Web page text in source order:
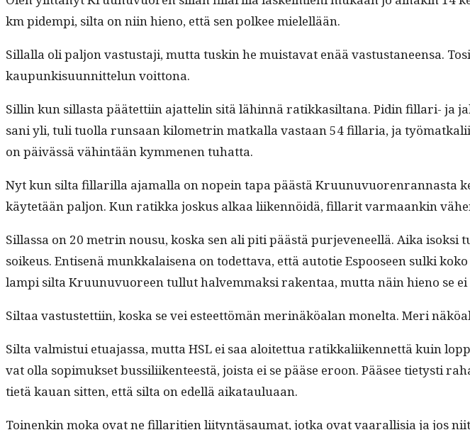
km pidem­pi, sil­ta on niin hieno, että sen pol­kee mielellään.
Sil­lal­la oli paljon vas­tus­ta­ji, mut­ta tuskin he muis­ta­vat enää vas­tus­ta­neen­sa.
kaupunkisu­un­nit­telun voittona.
Sillin kun sil­las­ta päätet­ti­in ajat­telin sitä lähin­nä ratikkasil­tana. Pidin fil­lari- ja
sani yli, tuli tuol­la run­saan kilo­metrin matkalla vas­taan 54 fil­lar­ia, ja
on päivässä vähin­tään kymme­nen tuhatta.
Nyt kun sil­ta fil­lar­il­la aja­mal­la on nopein tapa päästä Kru­unuvuoren­ran­nas­ta
käytetään paljon. Kun ratik­ka joskus alkaa liiken­nöidä, fil­lar­it var­maankin
Sil­las­sa on 20 metrin nousu, kos­ka sen ali piti päästä pur­jeve­neel­lä. Aika
soikeus. Entisenä munkkalaise­na on todet­ta­va, että autotie Espooseen sul­ki
lampi sil­ta Kru­unuvuoreen tul­lut halvem­mak­si rak­en­taa, mut­ta näin hieno se
Sil­taa vas­tustet­ti­in, kos­ka se vei esteet­tömän mer­inäköalan mon­elta. Meri
Sil­ta valmis­tui etu­a­jas­sa, mut­ta HSL ei saa aloitet­tua ratikkali­iken­net­tä kuin
vat olla sopimuk­set bus­sili­iken­teestä, joista ei se pääse eroon. Pääsee tietysti
tietä kauan sit­ten, että sil­ta on edel­lä aikatauluaan.
Toinenkin moka ovat ne fil­lar­i­tien liityn­täsaumat, jot­ka ovat vaar­al­lisia ja jos